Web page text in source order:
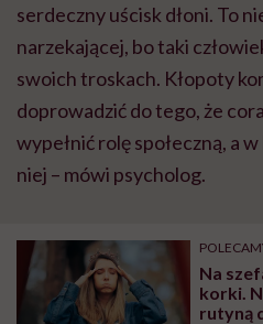
serdeczny uścisk dłoni. To
narzekającej, bo taki
swoich troskach. Kłopoty
doprowadzić do tego, że
wypełnić rolę społeczną, a
niej – mówi psycholog.
Na
korki.
rutyną